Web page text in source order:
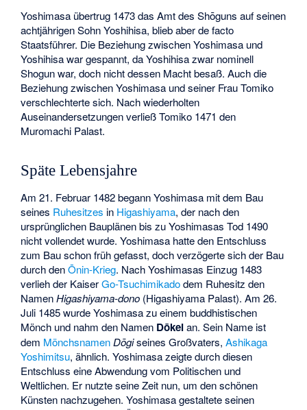
Yoshimasa übertrug 1473 das Amt des Shōguns auf seinen
achtjährigen Sohn Yoshihisa, blieb aber de facto
Staatsführer. Die Beziehung zwischen Yoshimasa und
Yoshihisa war gespannt, da Yoshihisa zwar nominell
Shogun war, doch nicht dessen Macht besaß. Auch die
Beziehung zwischen Yoshimasa und seiner Frau Tomiko
verschlechterte sich. Nach wiederholten
Auseinandersetzungen verließ Tomiko 1471 den
Muromachi Palast.
Späte Lebensjahre
Am 21. Februar 1482 begann Yoshimasa mit dem Bau
seines Ruhesitzes in Higashiyama, der nach den
ursprünglichen Bauplänen bis zu Yoshimasas Tod 1490
nicht vollendet wurde. Yoshimasa hatte den Entschluss
zum Bau schon früh gefasst, doch verzögerte sich der Bau
durch denŌnin-Krieg. Nach Yoshimasas Einzug 1483
verlieh der KaiserGo-Tsuchimikadodem Ruhesitz den
NamenHigashiyama-dono (Higashiyama Palast). Am 26.
Juli 1485 wurde Yoshimasa zu einem buddhistischen
Mönch und nahm den Namen Dōkeian. Sein Name ist
dem Mönchsnamen Dōgiseines Großvaters,Ashikaga
Yoshimitsu, ähnlich. Yoshimasa zeigte durch diesen
Entschluss eine Abwendung vom Politischen und
Weltlichen. Er nutzte seine Zeit nun, um den schönen
Künsten nachzugehen. Yoshimasa gestaltete seinen